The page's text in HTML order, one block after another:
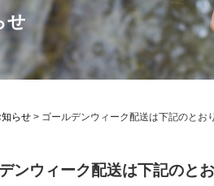
せ
知らせ > ゴールデンウィーク配送は下記のとお
ンウィーク配送は下記のと